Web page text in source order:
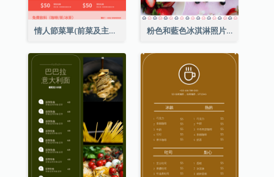
情人節菜單(前菜及主菜) 粉色和藍色冰淇淋照片甜點菜單